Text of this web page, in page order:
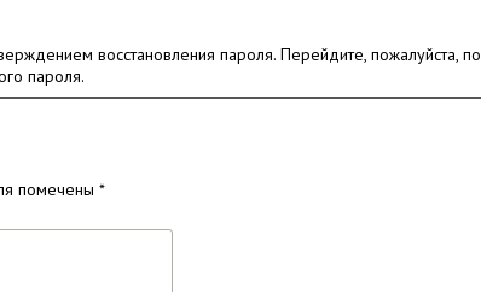
восстановления пароля. Перейдите, пожалуйста, по
пароля.
помечены*